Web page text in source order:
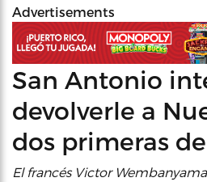
Advertisements
San Antonio
devolverle a
dos primeras
El francés Victor